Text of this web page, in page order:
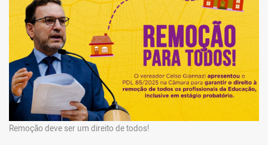
Remoção deve ser um direito de todos!